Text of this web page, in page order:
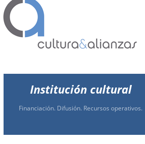
Institución cultural
Financiación. Difusión. Recursos operativos.